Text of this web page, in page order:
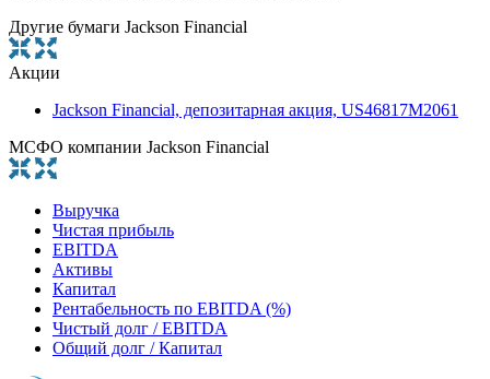
Другие бумаги Jackson Financial
Акции
Jackson Financial, депозитарная акция, US46817M2061
МСФО компании Jackson Financial
Выручка
Чистая прибыль
EBITDA
Активы
Капитал
Рентабельность по EBITDA (%)
Чистый долг / EBITDA
Общий долг / Капитал